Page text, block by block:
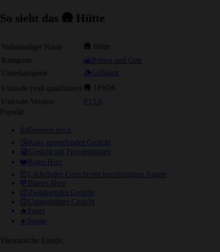
So sieht das 🛖 Hütte
Vollständiger Name
🛖 Hütte
Kategorie
🌇Reisen und Orte
Unterkategorie
🪵Gebäude
Unicode (voll qualifiziert) 🛖 1F6D6
Unicode-Version
E13.0
Populär
👍Daumen hoch
😘 Kuss zuwerfendes Gesicht
😂Gesicht mit Freudentränen
❤️Rotes Herz
😍 Lächelndes Gesicht mit herzförmigen Augen
💙 Blaues Herz
😉Zwinkerndes Gesicht
🙃 Umgedrehtes Gesicht
🔥 Feuer
☀️ Sonne
Thematische Emojis